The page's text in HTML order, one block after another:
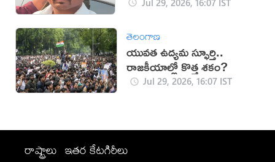
తెలంగాణ
యువత ఉద్యమ స్ఫూర్తి..
రాజకీయాల్లో కొత్త శకం?
Jul 29, 2026, 16:07 IST
రాష్ట్రాలు ఇతర కేటగిరీలు